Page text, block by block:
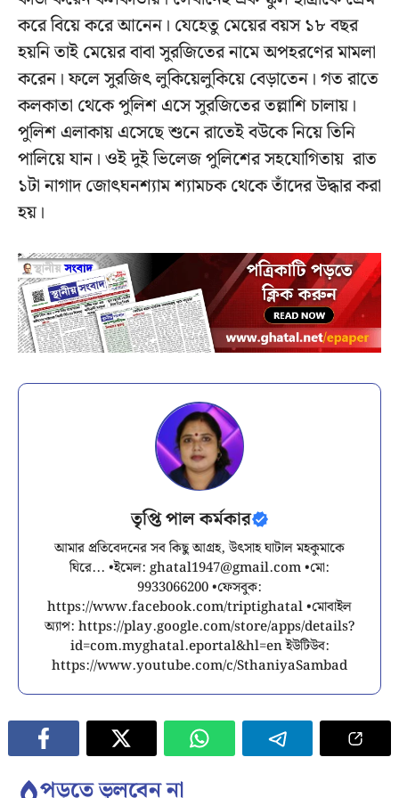
করে বিয়ে করে আনেন। যেহেতু মেয়ের বয়স ১৮ বছর
হয়নি তাই মেয়ের বাবা সুরজিতের নামে অপহরণের মামলা
করেন। ফলে সুরজিৎ লুকিয়েলুকিয়ে বেড়াতেন। গত রাতে
কলকাতা থেকে পুলিশ এসে সুরজিতের তল্লাশি চালায়।
পুলিশ এলাকায় এসেছে শুনে রাতেই বউকে নিয়ে তিনি
পালিয়ে যান। ওই দুই ভিলেজ পুলিশের সহযোগিতায় রাত
১টা নাগাদ জোৎঘনশ্যাম শ্যামচক থেকে তাঁদের উদ্ধার করা
হয়।
তৃপ্তি পাল কর্মকার
আমার প্রতিবেদনের সব কিছু আগ্রহ, উৎসাহ ঘাটাল মহকুমাকে
ঘিরে... •ইমেল: ghatal1947@gmail.com•মো:
9933066200 •ফেসবুক:
https://www.facebook.com/triptighatal •মোবাইল
অ্যাপ: https://play.google.com/store/apps/details?
id=com.myghatal.eportal&hl=en ইউটিউব:
https://www.youtube.com/c/SthaniyaSambad